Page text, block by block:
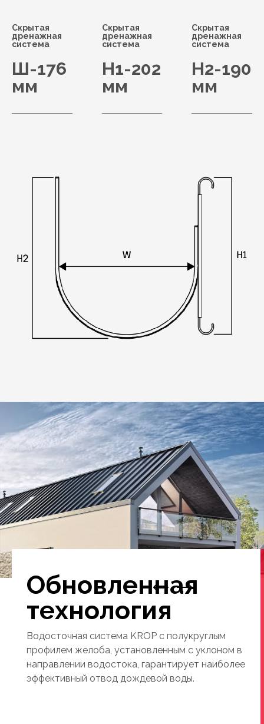
Скрытая
дренажная
система
Ш-176
мм
Скрытая
дренажная
система
H1-202
мм
Скрытая
дренажная
система
H2-190
мм
Обновленная
технология
Водосточная система KROP с полукруглым
профилем желоба, установленным с уклоном в
направлении водостока, гарантирует наиболее
эффективный отвод дождевой воды.